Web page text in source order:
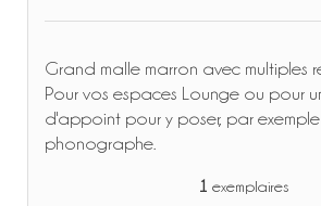
Grand malle marron avec multiples
Pour vos espaces Lounge ou pour
d'appoint pour y poser, par exemple
phonographe.
1 exemplaires